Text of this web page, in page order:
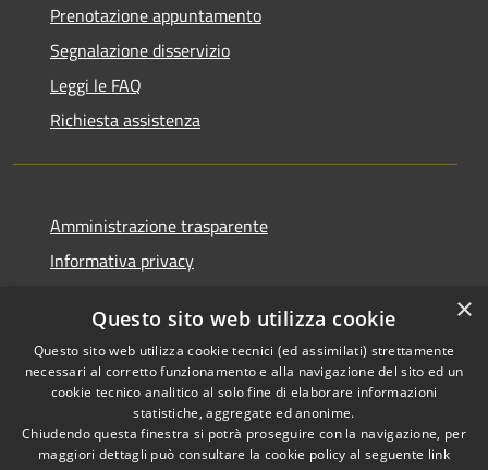
Prenotazione appuntamento
Segnalazione disservizio
Leggi le FAQ
Richiesta assistenza
Amministrazione trasparente
Informativa privacy
Dichiarazione di accessibilità
RSS
Copyright © 2026 • Comune di
×
Questo sito web utilizza cookie
Questo sito web utilizza cookie tecnici (ed assimilati) strettamente
necessari al corretto funzionamento e alla navigazione del sito ed un
cookie tecnico analitico al solo fine di elaborare informazioni
statistiche, aggregate ed anonime.
Chiudendo questa finestra si potrà proseguire con la navigazione, per
maggiori dettagli può consultare la cookie policy al seguente link